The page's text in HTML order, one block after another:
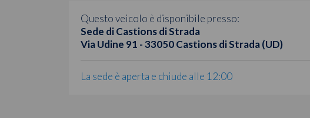
Questo veicolo è disponibile presso:
Sede di Castions di Strada
Via Udine 91 - 33050 Castions di Strada (UD)
La sede è aperta e chiude alle 12:00